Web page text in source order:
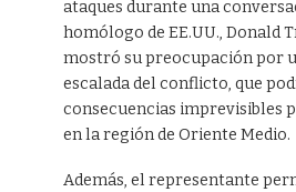
ataques durante una
homólogo de EE.UU., Donald
mostró su preocupación por
escalada del conflicto, que
consecuencias imprevisibles
en la región de Oriente Medio.
Además, el representante